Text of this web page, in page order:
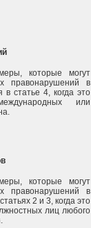
которые могут
правонарушений в
статье 4, когда это
или
которые могут
правонарушений в
2 и 3, когда это
лиц любого